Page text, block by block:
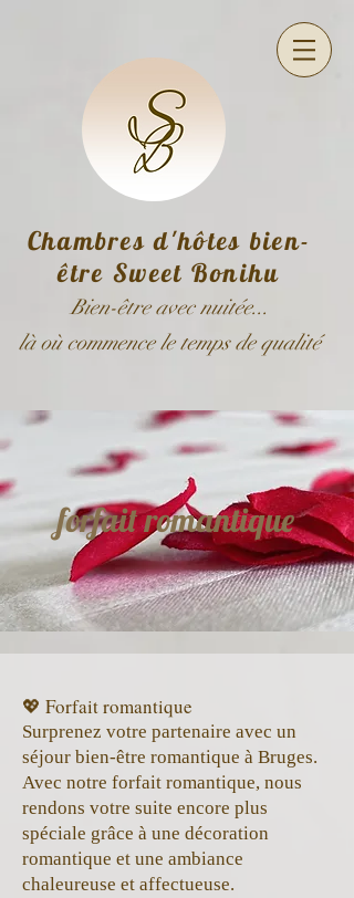
Chambres d'hôtes bien-
être Sweet Bonihu
Bien-être avec nuitée...
là où commence le temps de qualité
forfait romantique
💖 Forfait romantique
Surprenez votre partenaire avec un
séjour bien-être romantique à Bruges.
Avec notre forfait romantique, nous
rendons votre suite encore plus
spéciale grâce à une décoration
romantique et une ambiance
chaleureuse et affectueuse.